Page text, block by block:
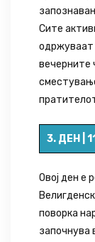
Сите
одржуваат
вечерните
3. ДЕН |
Овој ден е
поворка
започнува